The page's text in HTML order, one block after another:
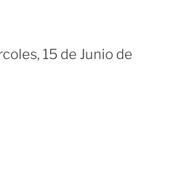
15 de Junio de